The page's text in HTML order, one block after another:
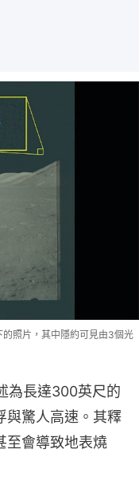
照片，其中隱約可見由3個光
為長達300英尺的
與驚人高速。其釋
至會導致地表燒